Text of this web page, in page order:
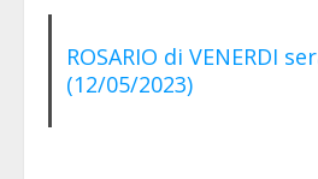
ROSARIO di VENERDI
(12/05/2023)